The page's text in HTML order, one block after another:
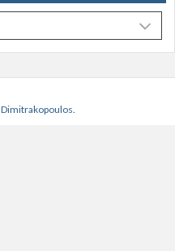
Dimitrakopoulos.